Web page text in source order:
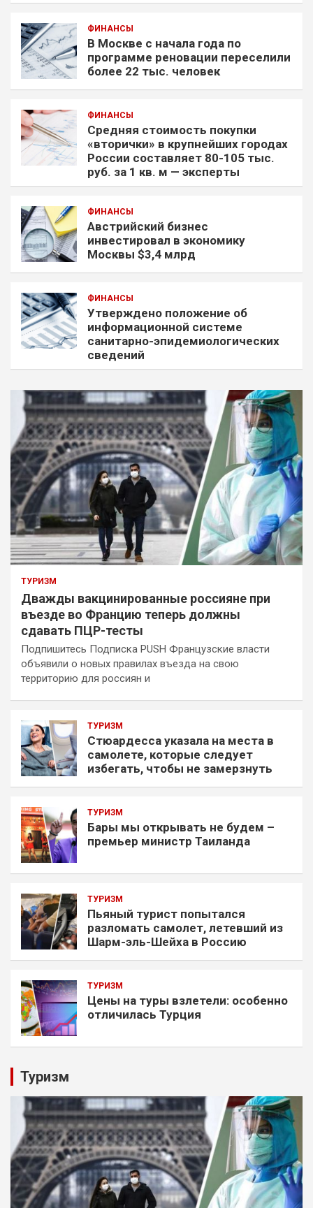
ФИНАНСЫ
В Москве с начала года по
программе реновации переселили
более 22 тыс. человек
ФИНАНСЫ
Средняя стоимость покупки
«вторички» в крупнейших городах
России составляет 80-105 тыс.
руб. за 1 кв. м — эксперты
ФИНАНСЫ
Австрийский бизнес
инвестировал в экономику
Москвы $3,4 млрд
ФИНАНСЫ
Утверждено положение об
информационной системе
санитарно-эпидемиологических
сведений
ТУРИЗМ
Дважды вакцинированные россияне при
въезде во Францию теперь должны
сдавать ПЦР-тесты
Подпишитесь Подписка PUSH Французские власти
объявили о новых правилах въезда на свою
территорию для россиян и
ТУРИЗМ
Стюардесса указала на места в
самолете, которые следует
избегать, чтобы не замерзнуть
ТУРИЗМ
Бары мы открывать не будем –
премьер министр Таиланда
ТУРИЗМ
Пьяный турист попытался
разломать самолет, летевший из
Шарм-эль-Шейха в Россию
ТУРИЗМ
Цены на туры взлетели: особенно
отличилась Турция
Туризм